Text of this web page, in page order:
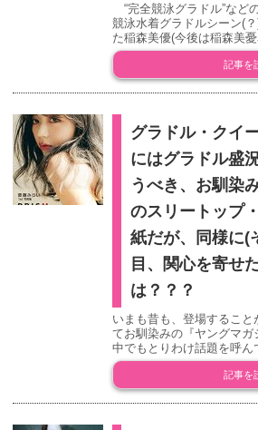
“完全競泳グラドル”など
競泳水着グラドルシーン(
た稲森美優(今後は稲森美憂
記事を
グラドル・クイ
にはグラドル盛
うべき、お馴染
のスリートップ
紙だが、同様に(
目、関心を寄せ
は？？？
いまも昔も、登場すること
てお馴染みの『ヤングマガ
中でもとりわけ話題を呼ん
記事を